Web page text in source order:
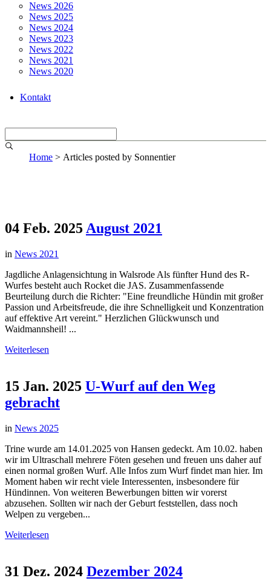
News 2026
News 2025
News 2024
News 2023
News 2022
News 2021
News 2020
Kontakt
Home > Articles posted by Sonnentier
04 Feb. 2025 August 2021
in News 2021
Jagdliche Anlagensichtung in Walsrode Als fünfter Hund des R-
Wurfes besteht auch Rocket die JAS. Zusammenfassende
Beurteilung durch die Richter: "Eine freundliche Hündin mit großer
Passion und Arbeitsfreude, die ihre Schnelligkeit und Konzentration
auf effektive Art vereint." Herzlichen Glückwunsch und
Waidmannsheil! ...
Weiterlesen
15 Jan. 2025 U-Wurf auf den Weg
gebracht
in News 2025
Trine wurde am 14.01.2025 von Hansen gedeckt. Am 10.02. haben
wir im Ultraschall mehrere Föten gesehen und freuen uns daher auf
einen normal großen Wurf. Alle Infos zum Wurf findet man hier. Im
Moment haben wir recht viele Interessenten, insbesondere für
Hündinnen. Von weiteren Bewerbungen bitten wir vorerst
abzusehen. Sollten wir nach der Geburt feststellen, dass noch
Welpen zu vergeben...
Weiterlesen
31 Dez. 2024 Dezember 2024